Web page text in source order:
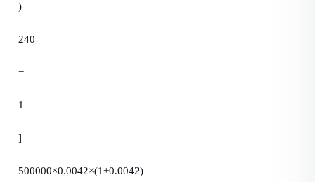
)
240
−
1
]
500000×0.0042×(1+0.0042)